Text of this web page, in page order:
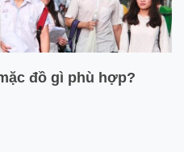
đồ gì phù hợp?